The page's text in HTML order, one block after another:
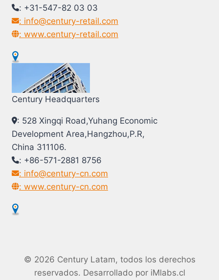
: +31-547-82 03 03
: info@century-retail.com
: www.century-retail.com
Century Headquarters
: 528 Xingqi Road,Yuhang Economic
Development Area,Hangzhou,P.R,
China 311106.
: +86-571-2881 8756
: info@century-cn.com
: www.century-cn.com
© 2026 Century Latam, todos los derechos
reservados. Desarrollado por iMlabs.cl